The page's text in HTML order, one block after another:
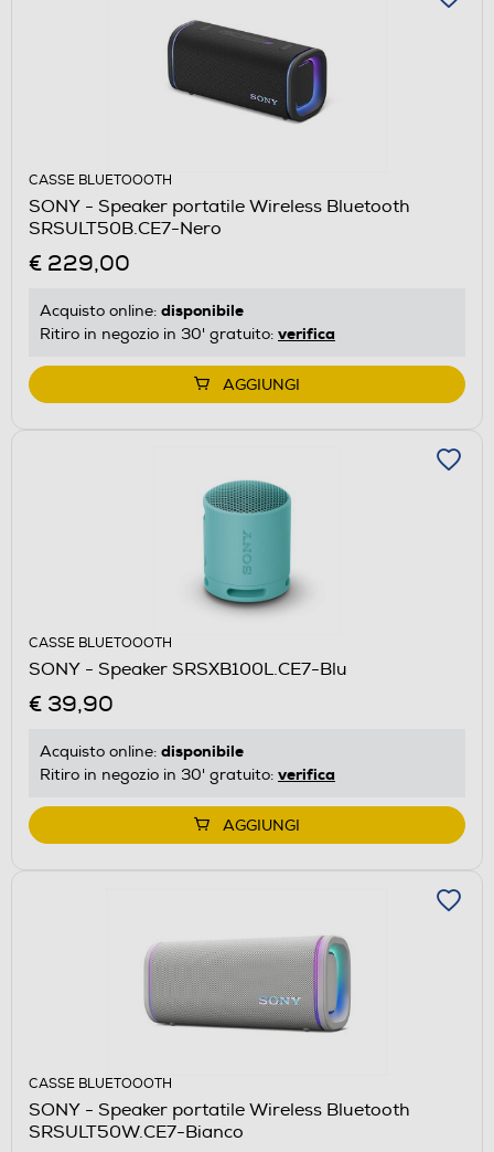
CASSE BLUETOOOTH
SONY - Speaker portatile Wireless Bluetooth
SRSULT50B.CE7-Nero
€ 229,00
Acquisto online: disponibile
Ritiro in negozio in 30' gratuito: verifica
AGGIUNGI
CASSE BLUETOOOTH
SONY - Speaker SRSXB100L.CE7-Blu
€ 39,90
Acquisto online: disponibile
Ritiro in negozio in 30' gratuito: verifica
AGGIUNGI
CASSE BLUETOOOTH
SONY - Speaker portatile Wireless Bluetooth
SRSULT50W.CE7-Bianco